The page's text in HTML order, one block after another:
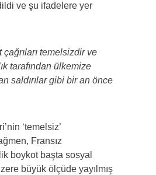
ve şu ifadelere yer
çağrıları temelsizdir ve
tarafından ülkemize
saldırılar gibi bir an önce
‘temelsiz’
Fransız
boykot başta sosyal
büyük ölçüde yayılmış